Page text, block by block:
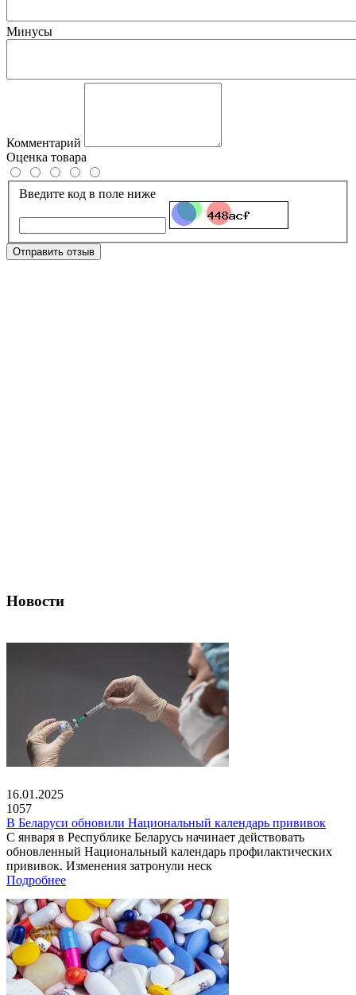
Минусы
Комментарий
Оценка товара
Введите код в поле ниже
Отправить отзыв
Новости
16.01.2025
1057
В Беларуси обновили Национальный календарь прививок
С января в Республике Беларусь начинает действовать
обновленный Национальный календарь профилактических
прививок. Изменения затронули неск
Подробнее